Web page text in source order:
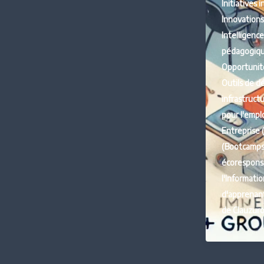
Initiatives
Outils de
pour
Entreprise
de